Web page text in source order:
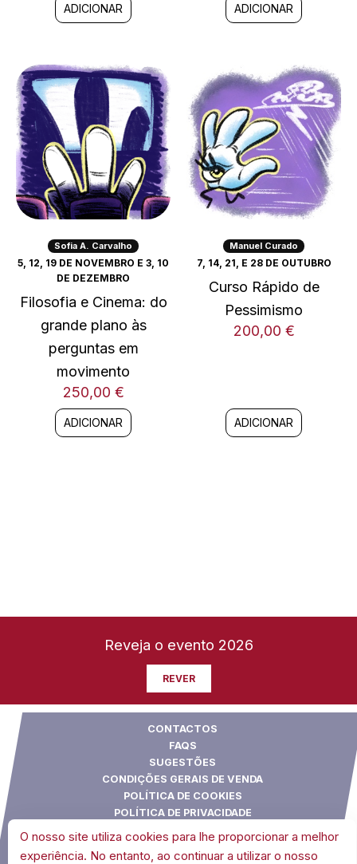
ADICIONAR ADICIONAR
Sofia A. Carvalho
5, 12, 19 DE NOVEMBRO E 3, 10
DE DEZEMBRO
Filosofia e Cinema: do
grande plano às
perguntas em
movimento
250,00 €
ADICIONAR
Manuel Curado
7, 14, 21, E 28 DE OUTUBRO
Curso Rápido de
Pessimismo
200,00 €
ADICIONAR
Reveja o evento 2026
REVER
CONTACTOS
FAQS
SUGESTÕES
CONDIÇÕES GERAIS DE VENDA
POLÍTICA DE COOKIES
POLÍTICA DE PRIVACIDADE
O nosso site utiliza cookies para lhe proporcionar a melhor
experiência. No entanto, ao continuar a utilizar o nosso